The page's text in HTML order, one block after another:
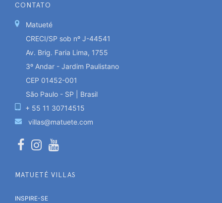
CONTATO
Matueté
CRECI/SP sob nº J-44541
Av. Brig. Faria Lima, 1755
3º Andar - Jardim Paulistano
CEP 01452-001
São Paulo - SP | Brasil
+ 55 11 30714515
villas@matuete.com
MATUETÉ VILLAS
INSPIRE-SE